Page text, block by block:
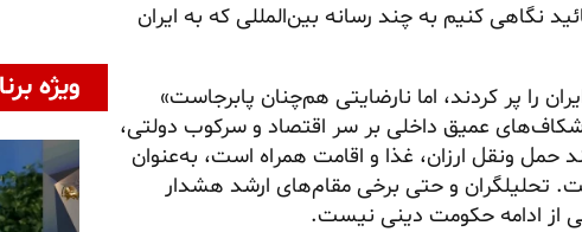
نگاهی کنیم به چند رسانه بین‌المللی که به ایران
را پر کردند، اما نارضایتی هم‌چنان پابرجاست»
عمیق داخلی بر سر اقتصاد و سرکوب دولتی،
حمل ونقل ارزان، غذا و اقامت همراه است، به‌عنوان
تحلیلگران و حتی برخی مقام‌های ارشد هشدار
از ادامه حکومت دینی نیست.
ویژه